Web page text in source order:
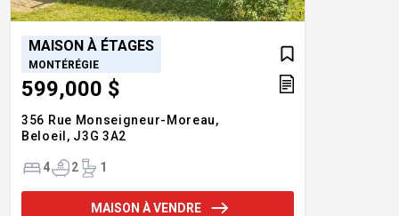
MAISON À ÉTAGES
MONTÉRÉGIE
599,000 $
356 Rue Monseigneur-Moreau,
Beloeil, J3G 3A2
4 2 1
MAISON À VENDRE